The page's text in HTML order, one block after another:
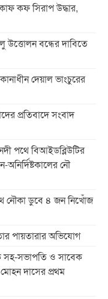
কফ সিরাপ উদ্ধার,
উত্তোলন বন্ধের দাবিতে
দেয়াল ভাংচুরের
প্রতিবাদে সংবাদ
পথে বিআইডব্লিউটির
অনির্দিষ্টকালের নৌ
নৌকা ডুবে ৪ জন নিখোঁজ
পায়তারার অভিযোগ
সহ-সভাপতি ও সাবেক
দাসের প্রথম